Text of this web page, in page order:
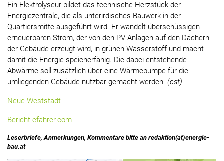
Ein Elektrolyseur bildet das technische Herzstück der
Energiezentrale, die als unterirdisches Bauwerk in der
Quartiersmitte ausgeführt wird. Er wandelt überschüssigen
erneuerbaren Strom, der von den PV-Anlagen auf den Dächern
der Gebäude erzeugt wird, in grünen Wasserstoff und macht
damit die Energie speicherfähig. Die dabei entstehende
Abwärme soll zusätzlich über eine Wärmepumpe für die
umliegenden Gebäude nutzbar gemacht werden. (cst)
Neue Weststadt
Bericht efahrer.com
Leserbriefe, Anmerkungen, Kommentare bitte an redaktion(at)energie-
bau.at